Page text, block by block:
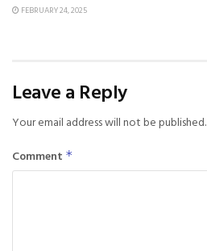
FEBRUARY 24, 2025
Leave a Reply
Your email address will not be published.
Comment *